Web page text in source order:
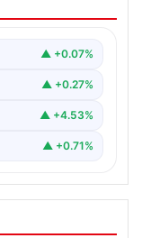
ailesi korku dolu
▲ +0.07%
▲ +0.27%
▲ +4.53%
▲ +0.71%